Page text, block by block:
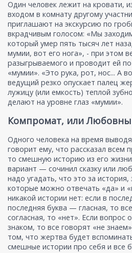
Один человек лежит на кровати,
входом в комнату другому
приглашают на экскурсию по
вкрадчивым голосом: «Мы
который умер пять тысяч лет
мумии, вот его нога», - при этом
разыгрываемого и проводит ей
«мумии». «Это рука, рот, нос... А
ведущий резко опускает палец
лужицу (или емкость) теплой
делают на уровне глаз «мумии».
Компромат, или
Одного человека на время
говорит ему, что рассказал всем
то смешную историю из его
вариант — сочинил сказку или
надо угадать, что это за
которые можно отвечать «да» и
никакой истории нет: если в
последняя буква — гласная, то
согласная, то «нет». Если вопрос
знаком, то все говорят «не
том, что жертва будет
смешные истории про себя и все